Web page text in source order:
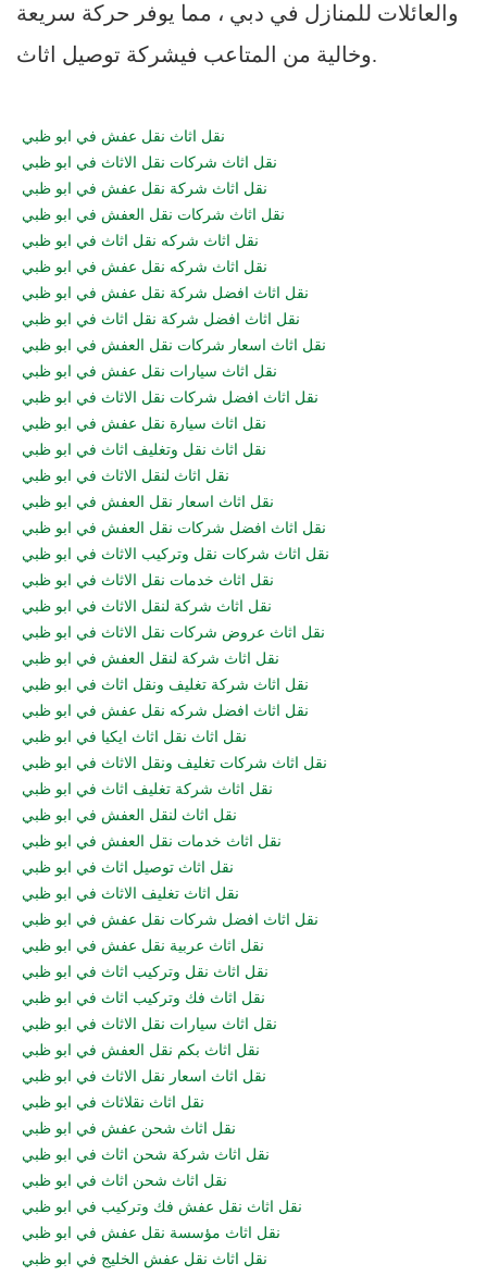
والعائلات للمنازل في دبي ، مما يوفر حركة سريعة
وخالية من المتاعب فيشركة توصيل اثاث.
نقل اثاث نقل عفش في ابو ظبي
نقل اثاث شركات نقل الاثاث في ابو ظبي
نقل اثاث شركة نقل عفش في ابو ظبي
نقل اثاث شركات نقل العفش في ابو ظبي
نقل اثاث شركه نقل اثاث في ابو ظبي
نقل اثاث شركه نقل عفش في ابو ظبي
نقل اثاث افضل شركة نقل عفش في ابو ظبي
نقل اثاث افضل شركة نقل اثاث في ابو ظبي
نقل اثاث اسعار شركات نقل العفش في ابو ظبي
نقل اثاث سيارات نقل عفش في ابو ظبي
نقل اثاث افضل شركات نقل الاثاث في ابو ظبي
نقل اثاث سيارة نقل عفش في ابو ظبي
نقل اثاث نقل وتغليف اثاث في ابو ظبي
نقل اثاث لنقل الاثاث في ابو ظبي
نقل اثاث اسعار نقل العفش في ابو ظبي
نقل اثاث افضل شركات نقل العفش في ابو ظبي
نقل اثاث شركات نقل وتركيب الاثاث في ابو ظبي
نقل اثاث خدمات نقل الاثاث في ابو ظبي
نقل اثاث شركة لنقل الاثاث في ابو ظبي
نقل اثاث عروض شركات نقل الاثاث في ابو ظبي
نقل اثاث شركة لنقل العفش في ابو ظبي
نقل اثاث شركة تغليف ونقل اثاث في ابو ظبي
نقل اثاث افضل شركه نقل عفش في ابو ظبي
نقل اثاث نقل اثاث ايكيا في ابو ظبي
نقل اثاث شركات تغليف ونقل الاثاث في ابو ظبي
نقل اثاث شركة تغليف اثاث في ابو ظبي
نقل اثاث لنقل العفش في ابو ظبي
نقل اثاث خدمات نقل العفش في ابو ظبي
نقل اثاث توصيل اثاث في ابو ظبي
نقل اثاث تغليف الاثاث في ابو ظبي
نقل اثاث افضل شركات نقل عفش في ابو ظبي
نقل اثاث عربية نقل عفش في ابو ظبي
نقل اثاث نقل وتركيب اثاث في ابو ظبي
نقل اثاث فك وتركيب اثاث في ابو ظبي
نقل اثاث سيارات نقل الاثاث في ابو ظبي
نقل اثاث بكم نقل العفش في ابو ظبي
نقل اثاث اسعار نقل الاثاث في ابو ظبي
نقل اثاث نقلاثاث في ابو ظبي
نقل اثاث شحن عفش في ابو ظبي
نقل اثاث شركة شحن اثاث في ابو ظبي
نقل اثاث شحن اثاث في ابو ظبي
نقل اثاث نقل عفش فك وتركيب في ابو ظبي
نقل اثاث مؤسسة نقل عفش في ابو ظبي
نقل اثاث نقل عفش الخليج في ابو ظبي